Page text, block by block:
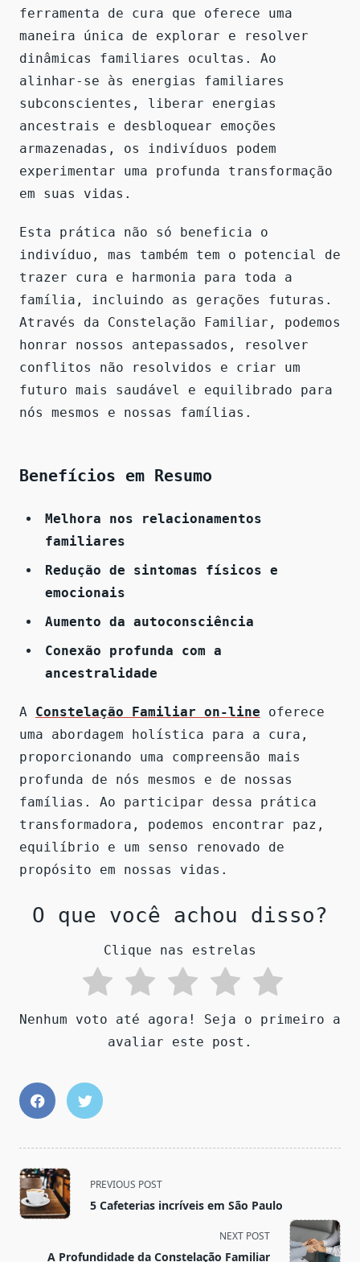
ferramenta de cura que oferece uma
maneira única de explorar e resolver
dinâmicas familiares ocultas. Ao
alinhar-se às energias familiares
subconscientes, liberar energias
ancestrais e desbloquear emoções
armazenadas, os indivíduos podem
experimentar uma profunda transformação
em suas vidas.
Esta prática não só beneficia o
indivíduo, mas também tem o potencial de
trazer cura e harmonia para toda a
família, incluindo as gerações futuras.
Através da Constelação Familiar, podemos
honrar nossos antepassados, resolver
conflitos não resolvidos e criar um
futuro mais saudável e equilibrado para
nós mesmos e nossas famílias.
Benefícios em Resumo
Melhora nos relacionamentos
familiares
Redução de sintomas físicos e
emocionais
Aumento da autoconsciência
Conexão profunda com a
ancestralidade
A Constelação Familiar on-line oferece
uma abordagem holística para a cura,
proporcionando uma compreensão mais
profunda de nós mesmos e de nossas
famílias. Ao participar dessa prática
transformadora, podemos encontrar paz,
equilíbrio e um senso renovado de
propósito em nossas vidas.
O que você achou disso?
Clique nas estrelas
Nenhum voto até agora! Seja o primeiro a
avaliar este post.
<span
class="nav-
subtitle
reader-
PREVIOUS POST
5 Cafeterias incríveis em São Paulo
NEXT POST
A Profundidade da Constelação Familiar